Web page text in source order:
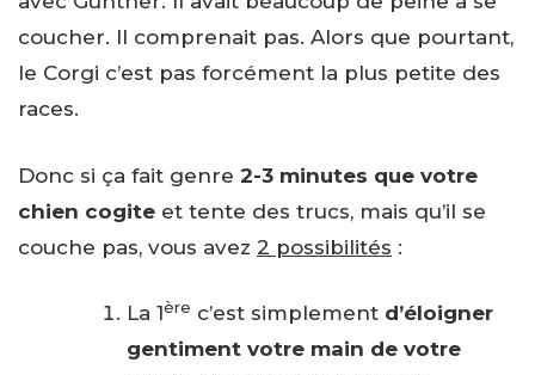
coucher. Il comprenait pas. Alors que pourtant,
le Corgi c’est pas forcément la plus petite des
races.
Donc si ça fait genre 2-3 minutes que votre
chien cogite et tente des trucs, mais qu’il se
couche pas, vous avez 2 possibilités :
La 1ère c’est simplement d’éloigner
gentiment votre main de votre